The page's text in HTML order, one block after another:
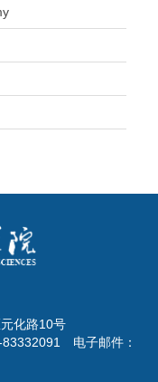
化路10号
电子邮件：